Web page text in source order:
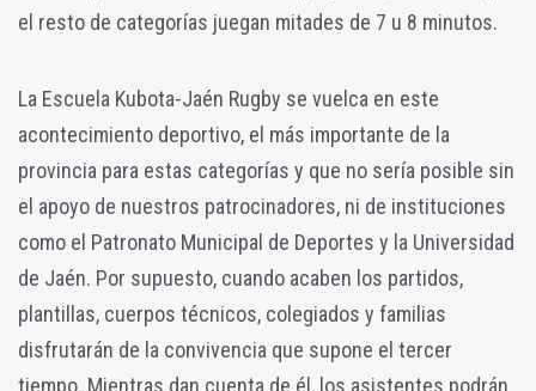
el resto de categorías juegan mitades de 7 u 8 minutos.
La Escuela Kubota-Jaén Rugby se vuelca en este
acontecimiento deportivo, el más importante de la
provincia para estas categorías y que no sería posible sin
el apoyo de nuestros patrocinadores, ni de instituciones
como el Patronato Municipal de Deportes y la Universidad
de Jaén. Por supuesto, cuando acaben los partidos,
plantillas, cuerpos técnicos, colegiados y familias
disfrutarán de la convivencia que supone el tercer
tiempo. Mientras dan cuenta de él, los asistentes podrán